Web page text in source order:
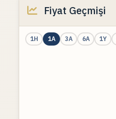
Fiyat Geçmişi
1H 1A 3A 6A 1Y